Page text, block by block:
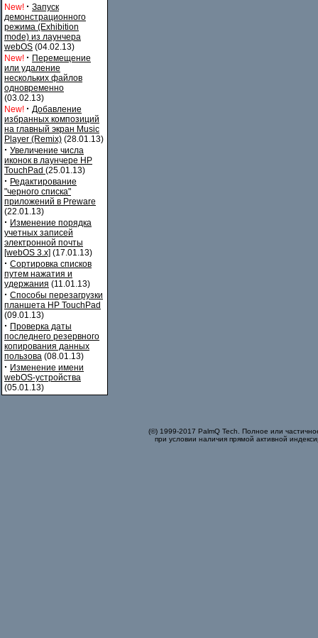
New! · Запуск
демонстрационного
режима (Exhibition
mode) из лаунчера
webOS (04.02.13)
New! · Перемещение
или удаление
нескольких файлов
одновременно
(03.02.13)
New! · Добавление
избранных композиций
на главный экран Music
Player (Remix) (28.01.13)
· Увеличение числа
иконок в лаунчере HP
TouchPad (25.01.13)
· Редактирование
"черного списка"
приложений в Preware
(22.01.13)
· Изменение порядка
учетных записей
электронной почты
[webOS 3.x] (17.01.13)
· Сортировка списков
путем нажатия и
удержания (11.01.13)
· Способы перезагрузки
планшета HP TouchPad
(09.01.13)
· Проверка даты
последнего резервного
копирования данных
пользова (08.01.13)
· Изменение имени
webOS-устройства
(05.01.13)
(©) 1999-2017 PalmQ Tech. Полное или
при условии наличия прямой активной